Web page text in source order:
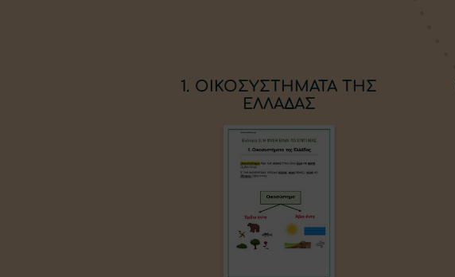
1. ΟΙΚΟΣΥΣΤΗΜΑΤΑ ΤΗΣ
ΕΛΛΑΔΑΣ